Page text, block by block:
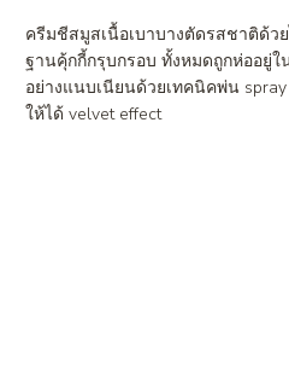
ครีมชีสมูสเนื้อเบาบางตัดรสชาติด้ว
ฐานคุ้กกี้กรุบกรอบ ทั้งหมดถูกห่ออยู่
อย่างแนบเนียนด้วยเทคนิคพ่น
ให้ได้ velvet effect